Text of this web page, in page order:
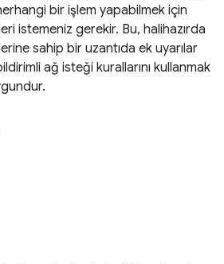
bir işlem yapabilmek için
istemeniz gerekir. Bu, halihazırda
sahip bir uzantıda ek uyarılar
ağ isteği kurallarını kullanmak